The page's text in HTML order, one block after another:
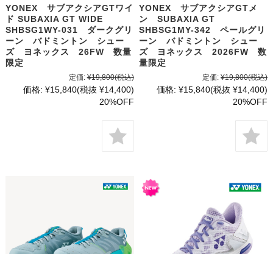
YONEX サブアクシアGTワイ
ド SUBAXIA GT WIDE
SHBSG1WY-031 ダークグリ
ーン バドミントン シュー
ズ ヨネックス 26FW 数量
限定
定価: ¥19,800(税込)
価格: ¥15,840(税抜 ¥14,400)
20%OFF
YONEX サブアクシアGTメ
ン SUBAXIA GT
SHBSG1MY-342 ペールグリ
ーン バドミントン シュー
ズ ヨネックス 2026FW 数
量限定
定価: ¥19,800(税込)
価格: ¥15,840(税抜 ¥14,400)
20%OFF